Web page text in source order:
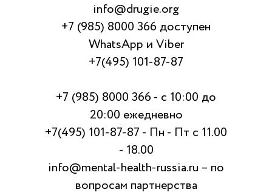
info@drugie.org
+7 (985) 8000 366 доступен
WhatsApp и Viber
+7(495) 101-87-87
+7 (985) 8000 366 - с 10:00 до
20:00 ежедневно
+7(495) 101-87-87 - Пн - Пт с 11.00
- 18.00
info@mental-health-russia.ru – по
вопросам партнерства